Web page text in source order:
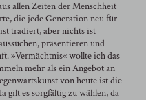
allen Zeiten der Menschheit
die jede Generation neu für
tradiert, aber nichts ist
präsentieren und
»Vermächtnis« wollte ich das
mehr als ein Angebot an
von heute ist die
gilt es sorgfältig zu wählen, da